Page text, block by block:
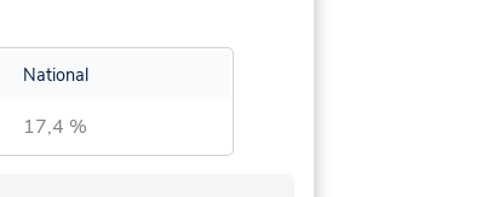
National
17,4 %